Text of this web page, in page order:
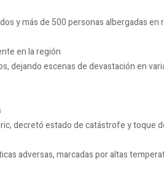
y más de 500 personas albergadas en
en la región
dejando escenas de devastación en
decretó estado de catástrofe y toque
adversas, marcadas por altas